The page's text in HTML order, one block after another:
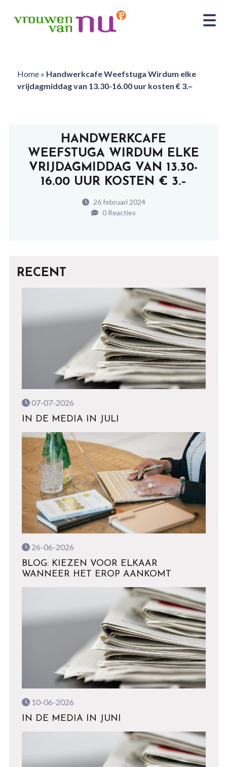
Home» Handwerkcafe Weefstuga Wirdum elke
vrijdagmiddag van 13.30-16.00 uur kosten € 3.–
HANDWERKCAFE
WEEFSTUGA WIRDUM ELKE
VRIJDAGMIDDAG VAN 13.30-
16.00 UUR KOSTEN € 3.–
26 februari 2024
0 Reacties
RECENT
07-07-2026
IN DE MEDIA IN JULI
26-06-2026
BLOG: KIEZEN VOOR ELKAAR
WANNEER HET EROP AANKOMT
10-06-2026
IN DE MEDIA IN JUNI